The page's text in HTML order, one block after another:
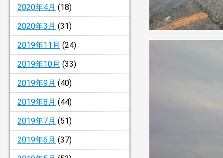
2020年4月 (18)
2020年3月 (31)
2019年11月 (24)
2019年10月 (33)
2019年9月 (40)
2019年8月 (44)
2019年7月 (51)
2019年6月 (37)